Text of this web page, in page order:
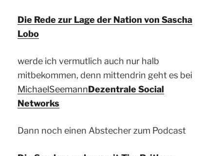
Die Rede zur Lage der Nation von Sascha
Lobo
werde ich vermutlich auch nur halb
mitbekommen, denn mittendrin geht es bei
MichaelSeemannDezentrale Social
Networks
Dann noch einen Abstecher zum Podcast